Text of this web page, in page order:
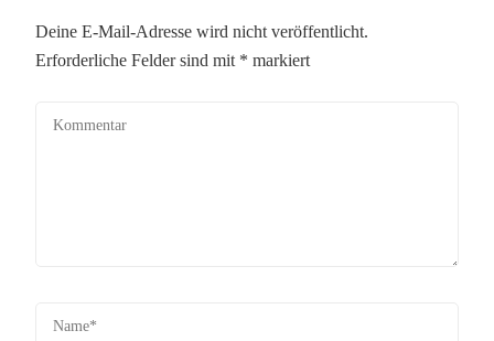
Deine E-Mail-Adresse wird nicht veröffentlicht.
Erforderliche Felder sind mit * markiert